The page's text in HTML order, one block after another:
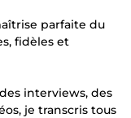
parfaite du
fidèles et
interviews, des
je transcris tous